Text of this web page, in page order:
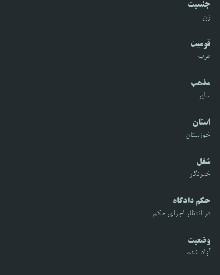
جنسیت
زن
قومیت
عرب
مذهب
سایر
استان
خوزستان
شغل
خبرنگار
حکم دادگاه
در انتظار اجرای حکم
وضعیت
آزاد شده